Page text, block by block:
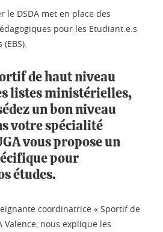
le DSDA met en place des
pour les Etudiant.e.s
de haut niveau
listes ministérielles,
un bon niveau
votre spécialité
vous propose un
pour
études.
coordinatrice « Sportif de
Valence, nous explique les